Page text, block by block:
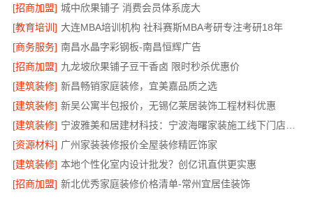
[招商加盟] 城中欣果铺子 消费会员体系庞大
[教育培训] 大连MBA培训机构 社科赛斯MBA考研专注考研18年
[商务服务] 南昌水晶字彩钢板-南昌恒辉广告
[招商加盟] 九龙坡欣果铺子豆干香卤 限时秒杀优惠价
[建筑装修] 新昌畅销家庭装修，宜美嘉品质之选
[建筑装修] 新吴公寓半包报价，无锡亿莱居装饰工程材料优惠
[建筑装修]
宁波雅美和居建材科技：宁波海曙家装施工线下门店地址
[资源材料] 广州家装装修报价全屋装修精匠饰家
[建筑装修] 本地个性化室内设计批发？创亿讯直供更实惠
[招商加盟] 新北优秀家庭装修价格清单-常州宜居佳装饰